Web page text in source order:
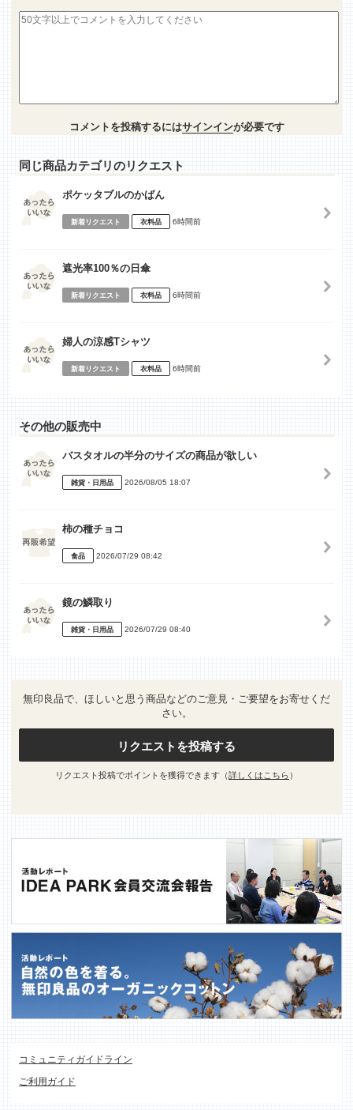
コメントを投稿するにはサインインが必要です
同じ商品カテゴリのリクエスト
ポケッタブルのかばん
新着リクエスト 衣料品 6時間前
遮光率100％の日傘
新着リクエスト 衣料品 6時間前
婦人の涼感Tシャツ
新着リクエスト 衣料品 6時間前
その他の販売中
バスタオルの半分のサイズの商品が欲しい
雑貨・日用品 2026/08/05 18:07
柿の種チョコ
食品 2026/07/29 08:42
鏡の鱗取り
雑貨・日用品 2026/07/29 08:40
無印良品で、ほしいと思う商品などのご意見・ご要望をお寄せくだ
さい。
リクエストを投稿する
リクエスト投稿でポイントを獲得できます（詳しくはこちら ）
コミュニティガイドライン
ご利用ガイド